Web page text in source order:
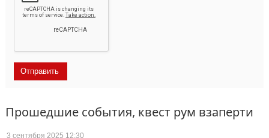
Прошедшие события, квест рум взаперти
3 сентября 2025 12:30